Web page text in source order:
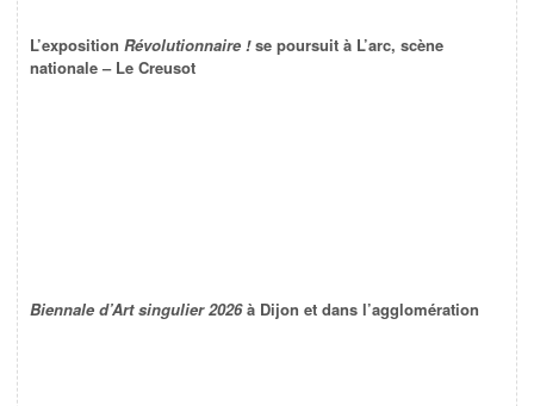
L’exposition Révolutionnaire !se poursuit à L’arc, scène
nationale – Le Creusot
Biennale d’Art singulier 2026à Dijon et dans l’agglomération